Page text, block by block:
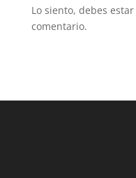
Lo siento, debes estar
comentario.